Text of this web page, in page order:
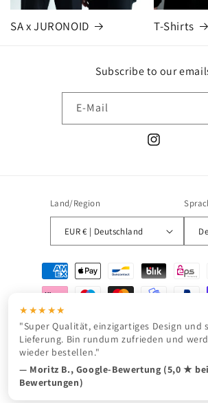
SA x JURONOID T-Shirts
Subscribe to our
E-Mail
Instagram
Land/Region
EUR € | Deutschland
Zahlungsmethoden
© 2026, JURONOID Powered by Shopify
Datenschutzerklärung AGB Versand
★★★★★
"Super Qualität, einzigartiges Design und
Lieferung. Bin rundum zufrieden und
wieder bestellen."
— Moritz B., Google-Bewertung (5,0 ★
Bewertungen)